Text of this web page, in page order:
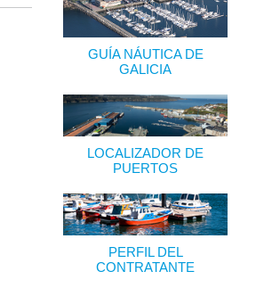
GUÍA NÁUTICA DE
GALICIA
LOCALIZADOR DE
PUERTOS
PERFIL DEL
CONTRATANTE